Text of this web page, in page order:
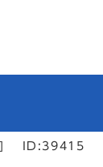
ID:39415